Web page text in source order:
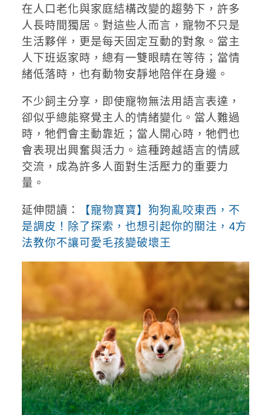
在人口老化與家庭結構改變的趨勢下，許多
人長時間獨居。對這些人而言，寵物不只是
生活夥伴，更是每天固定互動的對象。當主
人下班返家時，總有一雙眼睛在等待；當情
緒低落時，也有動物安靜地陪伴在身邊。
不少飼主分享，即使寵物無法用語言表達，
卻似乎總能察覺主人的情緒變化。當人難過
時，牠們會主動靠近；當人開心時，牠們也
會表現出興奮與活力。這種跨越語言的情感
交流，成為許多人面對生活壓力的重要力
量。
延伸閱讀：
【寵物寶寶】狗狗亂咬東西，不
是調皮！除了探索，也想引起你的關注，4方
法教你不讓可愛毛孩變破壞王